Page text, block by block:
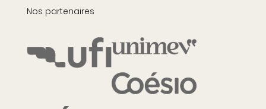
Nos partenaires